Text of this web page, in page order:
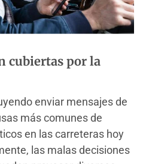
cubiertas por la
enviar mensajes de
más comunes de
en las carreteras hoy
las malas decisiones